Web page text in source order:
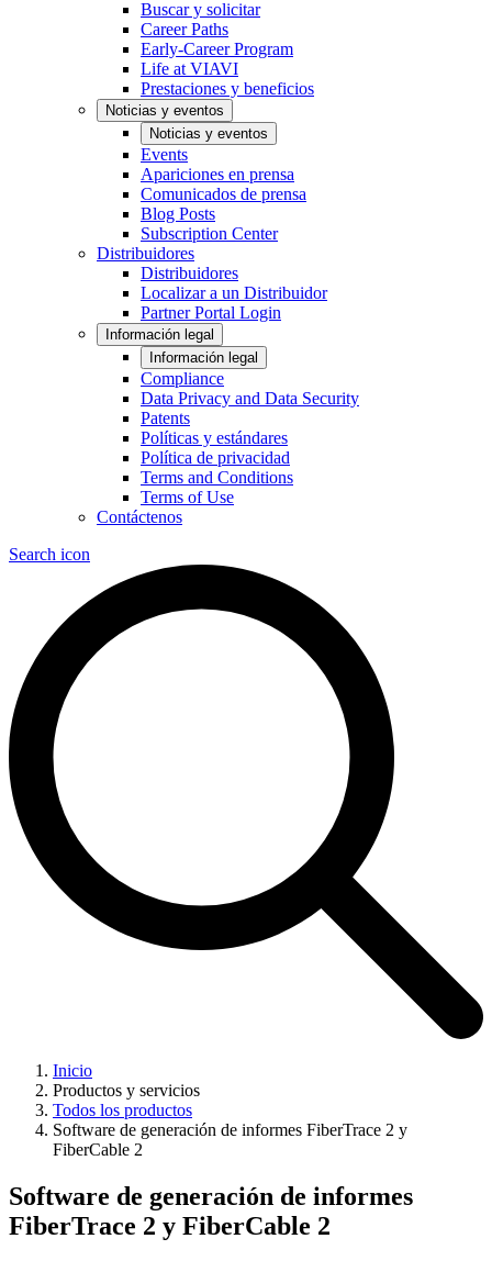
Buscar y solicitar
Career Paths
Early-Career Program
Life at VIAVI
Prestaciones y beneficios
Noticias y eventos
Noticias y eventos
Events
Apariciones en prensa
Comunicados de prensa
Blog Posts
Subscription Center
Distribuidores
Distribuidores
Localizar a un Distribuidor
Partner Portal Login
Información legal
Información legal
Compliance
Data Privacy and Data Security
Patents
Políticas y estándares
Política de privacidad
Terms and Conditions
Terms of Use
Contáctenos
Search icon
Inicio
Productos y servicios
Todos los productos
Software de generación de informes FiberTrace 2 y
FiberCable 2
Software de generación de informes
FiberTrace 2 y FiberCable 2